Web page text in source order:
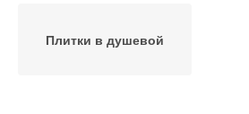
Плитки в душевой